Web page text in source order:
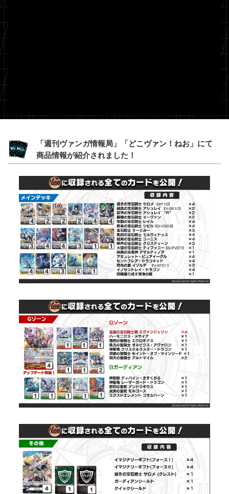
「週刊ヴァンガ情報局」「どこヴァン！ねお」にて
商品情報が紹介されました！